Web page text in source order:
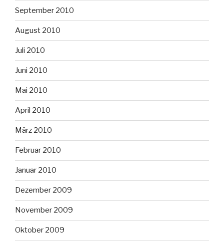
September 2010
August 2010
Juli 2010
Juni 2010
Mai 2010
April 2010
März 2010
Februar 2010
Januar 2010
Dezember 2009
November 2009
Oktober 2009